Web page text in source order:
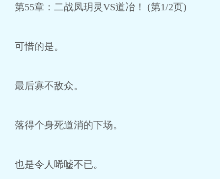
第55章：二战凤玥灵VS道冶！ (第1/2页)
可惜的是。
最后寡不敌众。
落得个身死道消的下场。
也是令人唏嘘不已。